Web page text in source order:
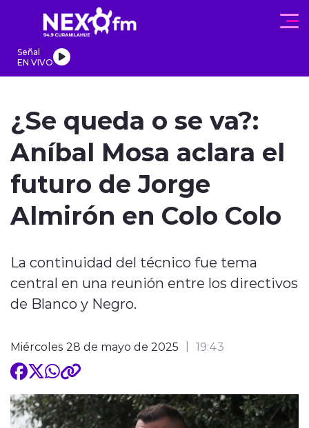
Click acá para ir directamente al contenido
Señal
EN VIVO
modo claro
¿Se queda o se va?:
Aníbal Mosa aclara el
futuro de Jorge
Almirón en Colo Colo
La continuidad del técnico fue tema
central en una reunión entre los directivos
de Blanco y Negro.
Miércoles 28 de mayo de 2025 19:43